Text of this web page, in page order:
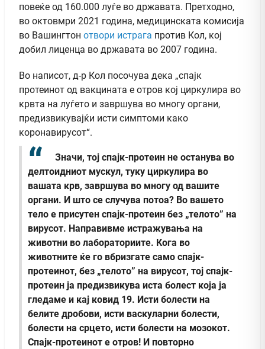
повеќе од 160.000 луѓе во државата. Претходно,
во октовмри 2021 година, медицинската комисија
во Вашингтон отвори истрага против Кол, кој
добил лиценца во државата во 2007 година.
Во написот, д-р Кол посочува дека „спајк
протеинот од вакцината е отров кој циркулира во
крвта на луѓето и завршува во многу органи,
предизвикувајќи исти симптоми како
коронавирусот“.
Значи, тој спaјк-протеин не останува во
делтоидниот мускул, туку циркулира во
вашата крв, завршува во многу од вашите
органи. И што се случува потоа? Во вашето
тело е присутен спaјк-протеин без „телото” на
вируcот. Направивме истражувања на
животни во лабораториите. Кога во
животните ќе го вбризгате само спајк-
протеинот, без „телото” на вирусот, тој спајк-
протеин ја предизвикува иста болест која ја
гледаме и кај ковид 19. Исти болести на
белите дробови, исти васкуларни болести,
болести на срцето, исти болести на мозокот.
Спајк-протеинот е отров! И повторно